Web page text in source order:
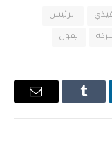
الرئيس
يقول
Tumblr
البريد